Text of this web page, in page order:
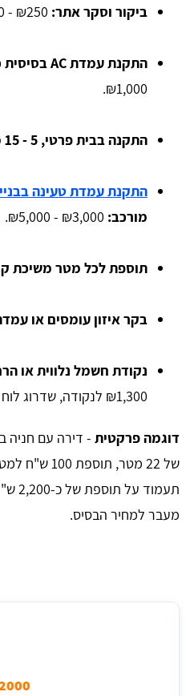
ביקור וסקר אתר:
התקנת עמדת AC בסיסית כשהתשתית קרובה:
₪1,000.
התקנה בבית פרטי, 5 - 15 מטר כבל:
התקנת עמדת טעינה
מורכב: ₪3,000 - ₪5,000.
תוספת לכל מטר משיכת
בקר איזון עומסים או
נקודת חשמל נלווית או
₪1,300 לנקודה, שדרוג לוח ₪1,500 - ₪3,500.
דוגמה פרקטית
מעבר למחיר הבסיס.
₪